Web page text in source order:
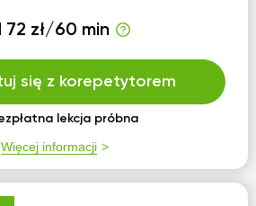
72 zł/60 min
się z korepetytorem
lekcja próbna
Więcej informacji